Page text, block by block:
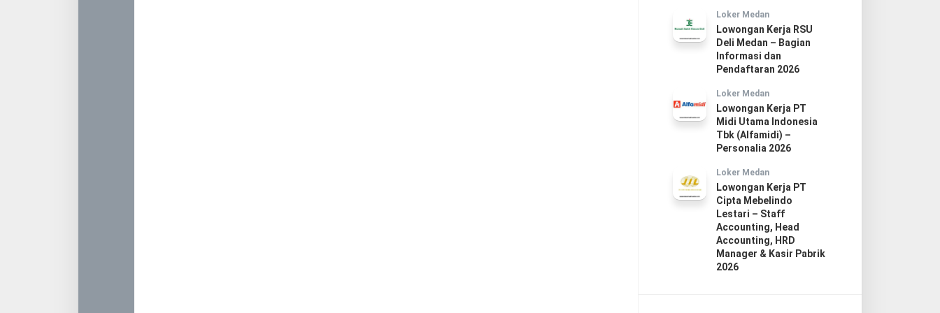
Loker Medan
Lowongan Kerja RSU
Deli Medan – Bagian
Informasi dan
Pendaftaran 2026
Loker Medan
Lowongan Kerja PT
Midi Utama Indonesia
Tbk (Alfamidi) –
Personalia 2026
Loker Medan
Lowongan Kerja PT
Cipta Mebelindo
Lestari – Staff
Accounting, Head
Accounting, HRD
Manager & Kasir Pabrik
2026